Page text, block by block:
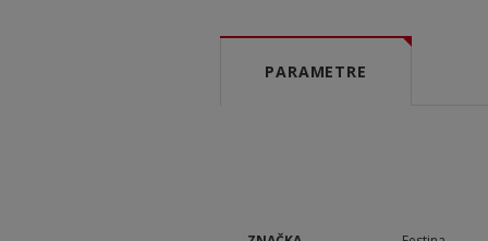
PARAMETRE